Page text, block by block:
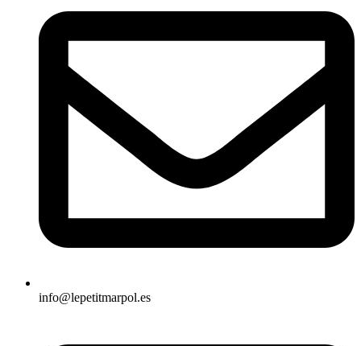
info@lepetitmarpol.es